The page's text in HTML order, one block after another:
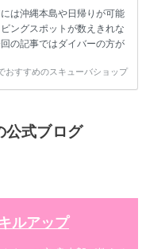
もしれません。 今回は現地
は沖縄本島や日帰りが可能
ングスポットが数えきれな
の記事ではダイバーの方が
当スクールは、沖縄本島で
村、恩納村、名護市、本部
ングライセンスをお持ちの
おすすめのスキューバショップ
公式ブログ
ルアップ